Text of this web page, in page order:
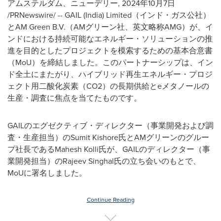
アムステルダム、ニューデリー, 2024年10月7日
/PRNewswire/ -- GAIL (India) Limited（インド・ガス公社）
とAM Green B.V.（AMグリーン社、英文略称AMG）が、イ
ンドにおける持続可能なエネルギー・ソリューションの推
進を目的としたプロジェクトを模索するための基本合意書
（MoU）を締結しました。このパートナーシップは、イン
ド全土にまたがり、ハイブリッド再生エネルギー・プロジ
ェクト用二酸化炭素（CO2）の長期供給とeメタノールの
生産・調査に焦点を当てたものです。
GAILのエグゼクティブ・ディレクター（事業開発および調
査・生産担当）のSumit Kishore氏とAMグリーンのグルー
プ社長であるMahesh Kolli氏が、GAILのディレクター（事
業開発担当）のRajeev Singhal氏の立ち会いのもとで、
MoUに署名しました。
Continue Reading